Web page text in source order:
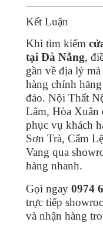
Kết Luận
Khi tìm kiếm
tại Đà Nẵng,
gần về địa lý
hàng chính
đáo. Nội Thất
Lâm, Hòa
phục vụ khách
Sơn Trà, Cẩm
Vang qua
hàng nhanh.
Gọi ngay 0974
trực tiếp
và nhận hàng